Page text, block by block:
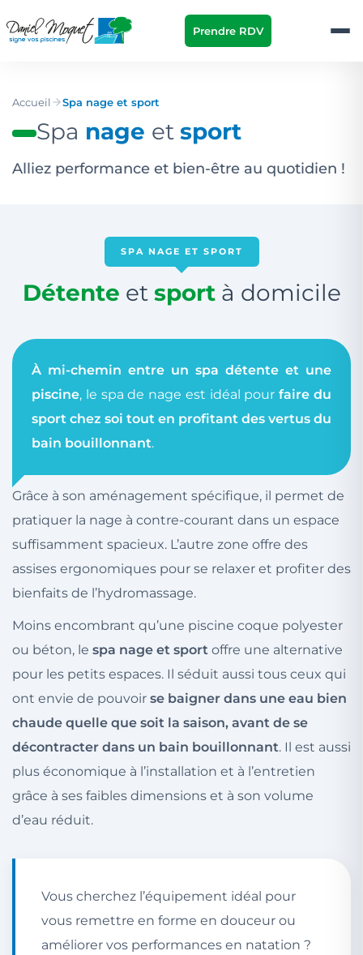
Prendre RDV
Accueil Spa nage et sport
Spa nage et sport
Alliez performance et bien-être au quotidien !
SPA NAGE ET SPORT
Détente et sportà domicile
À mi-chemin entre un spa détente et une
piscine, le spa de nage est idéal pourfaire du
sport chez soi tout en profitant des vertus du
bain bouillonnant.
Grâce à son aménagement spécifique, il permet de
pratiquer la nage à contre-courant dans un espace
suffisamment spacieux. L’autre zone offre des
assises ergonomiques pour se relaxer et profiter des
bienfaits de l’hydromassage.
Moins encombrant qu’une piscine coque polyester
ou béton, le spa nage et sport offre une alternative
pour les petits espaces. Il séduit aussi tous ceux qui
ont envie de pouvoir se baigner dans une eau bien
chaude quelle que soit la saison, avant de se
décontracter dans un bain bouillonnant. Il est aussi
plus économique à l’installation et à l’entretien
grâce à ses faibles dimensions et à son volume
d’eau réduit.
Vous cherchez l’équipement idéal pour
vous remettre en forme en douceur ou
améliorer vos performances en natation ?